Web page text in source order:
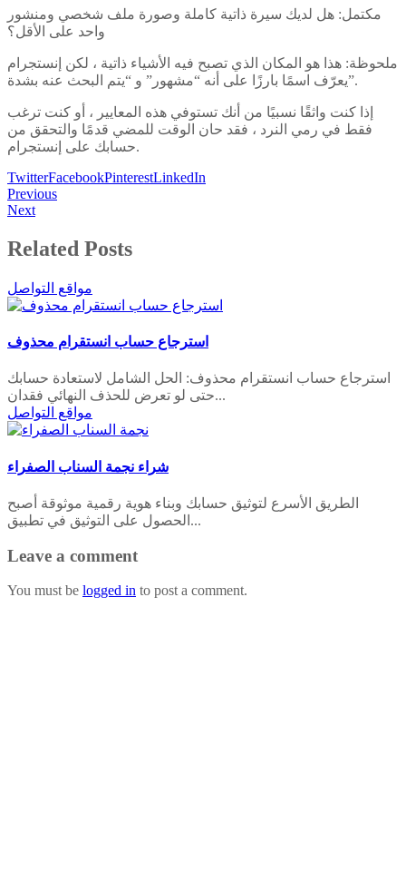
مكتمل: هل لديك سيرة ذاتية كاملة وصورة ملف شخصي ومنشور
واحد على الأقل؟
ملحوظة: هذا هو المكان الذي تصبح فيه الأشياء ذاتية ، لكن إنستجرام
يعرّف اسمًا بارزًا على أنه “مشهور” و “يتم البحث عنه بشدة”.
إذا كنت واثقًا نسبيًا من أنك تستوفي هذه المعايير ، أو كنت ترغب
فقط في رمي النرد ، فقد حان الوقت للمضي قدمًا والتحقق من
حسابك على إنستجرام.
TwitterFacebookPinterestLinkedIn
Previous
Next
Related Posts
مواقع التواصل
استرجاع حساب انستقرام محذوف
استرجاع حساب انستقرام محذوف: الحل الشامل لاستعادة حسابك
حتى لو تعرض للحذف النهائي فقدان...
مواقع التواصل
شراء نجمة السناب الصفراء
الطريق الأسرع لتوثيق حسابك وبناء هوية رقمية موثوقة أصبح
الحصول على التوثيق في تطبيق...
Leave a comment
You must be logged in to post a comment.